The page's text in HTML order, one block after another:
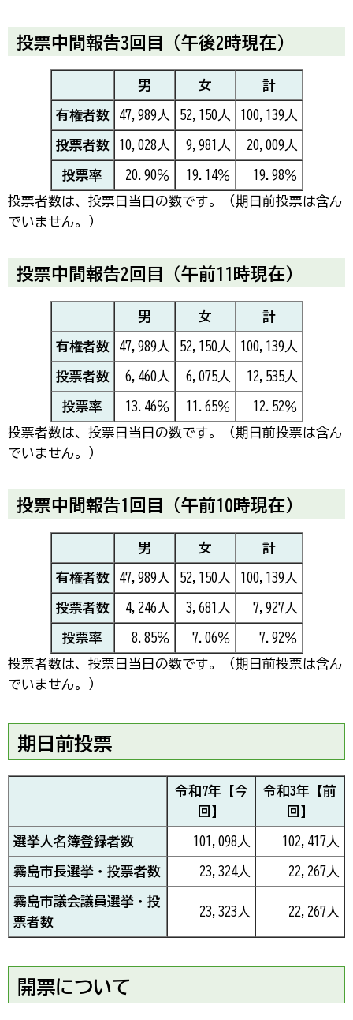
投票中間報告3回目（午後2時現在）
男 女 計
有権者数 47,989人 52,150人 100,139人
投票者数 10,028人 9,981人 20,009人
投票率 20.90％ 19.14％
19.98％
投票者数は、投票日当日の数です。（期日前投票は含ん
でいません。）
投票中間報告2回目（午前11時現在）
男 女 計
有権者数 47,989人 52,150人 100,139人
投票者数 6,460人 6,075人 12,535人
投票率 13.46％ 11.65％
12.52％
投票者数は、投票日当日の数です。（期日前投票は含ん
でいません。）
投票中間報告1回目（午前10時現在）
男 女 計
有権者数 47,989人 52,150人 100,139人
投票者数 4,246人 3,681人 7,927人
投票率 8.85％ 7.06％
7.92％
投票者数は、投票日当日の数です。（期日前投票は含ん
でいません。）
期日前投票
令和7年【今
回】
令和3年【前
回】
選挙人名簿登録者数 101,098人 102,417人
霧島市長選挙・投票者数 23,324人 22,267人
霧島市議会議員選挙・投
票者数
23,323人 22,267人
開票について